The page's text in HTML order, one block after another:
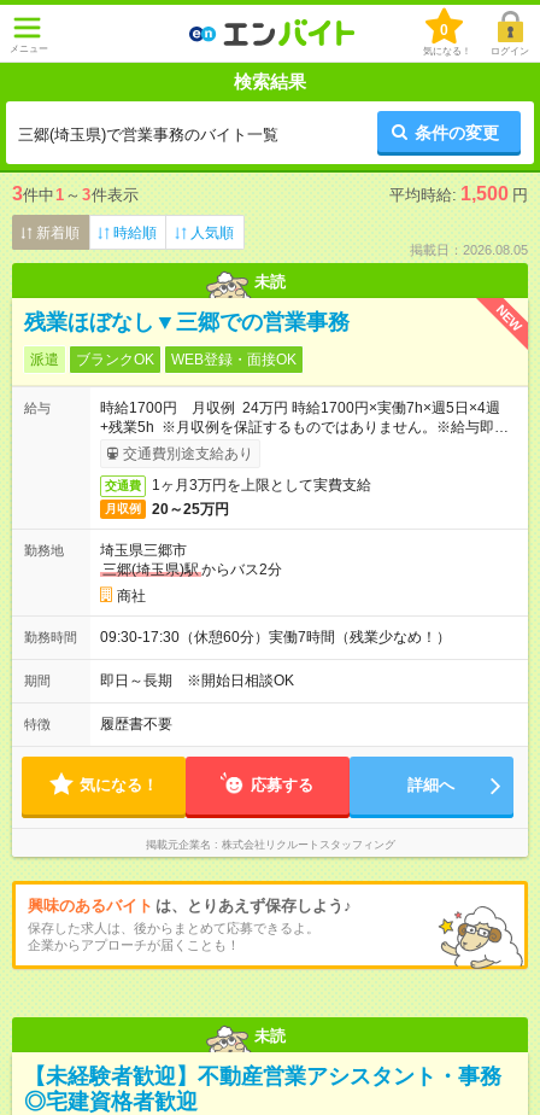
メニュー
0
気になる！ ログイン
検索結果
三郷(埼玉県)で営業事務のバイト一覧 条件の変更
3件中1 ～ 3件表示 平均時給: 1,500 円
新着順 時給順 人気順
掲載日：2026.08.05
未読
NEW
残業ほぼなし▼三郷での営業事務
派遣 ブランクOK WEB登録・面接OK
給与
時給1700円 月収例 24万円 時給1700円×実働7h×週5日×4週
+残業5h ※月収例を保証するものではありません。※給与即受取
りサービス利用可（利用条件有）
交通費別途支給あり
交通費 1ヶ月3万円を上限として実費支給
月収例 20～25万円
勤務地
埼玉県三郷市
三郷(埼玉県)駅からバス2分
商社
勤務時間 09:30-17:30（休憩60分）実働7時間（残業少なめ！）
期間 即日～長期 ※開始日相談OK
特徴 履歴書不要
気になる！ 応募する 詳細へ
掲載元企業名 株式会社リクルートスタッフィング
興味のあるバイト は、とりあえず保存しよう♪
保存した求人は、後からまとめて応募できるよ。
企業からアプローチが届くことも！
未読
【未経験者歓迎】不動産営業アシスタント・事務
◎宅建資格者歓迎